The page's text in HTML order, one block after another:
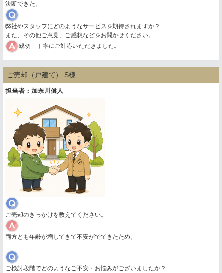
決断できた。
弊社やスタッフにどのようなサービスを期待されますか？
また、その他ご意見、ご感想などをお聞かせください。
親切・丁寧にご対応いただきました。
ご売却（戸建て） S様
担当者：加奈川健人
ご売却のきっかけを教えてください。
両方とも年齢が増してきて不安がでてきたため。
ご検討段階でどのようなご不安・お悩みがございましたか？